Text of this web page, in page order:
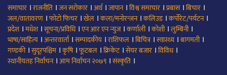
समाचार ।राजनीति ।जन सरोकार ।अर्थ।जापान।विश्व समाचार ।प्रबास।बिचार ।
जल/वातावरण ।फोटो फिचर ।खेल ।कला/मनोरन्जन।कलिउड।कर्पोरेट/पर्यटन।
प्रदेश।मधेश।सूचना/प्रविधि।एन आर एन न्युज।कर्णाली।कोशी।लुम्बिनी।
भाषा/साहित्य ।अन्तरवार्ता।सम्पादकीय ।राशिफल ।बिचित्र।स्वास्थ्य ।बागमती।
गण्डकी।सुदूरपश्चिम ।कृषि।फूटबल ।क्रिकेट।सेयर बजार ।विविध।
स्थानीयतह निर्वाचन।आम निर्वाचन २०७९ ।संस्कृति ।